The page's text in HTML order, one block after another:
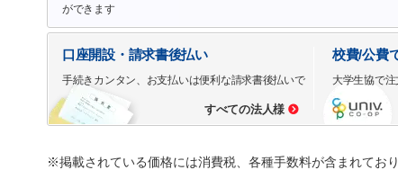
ができます
口座開設・請求書後払い
手続きカンタン、お支払いは便利な請求書後払いで
すべての法人様
校費/公費
大学生協で
※掲載されている価格には消費税、各種手数料が含まれてお